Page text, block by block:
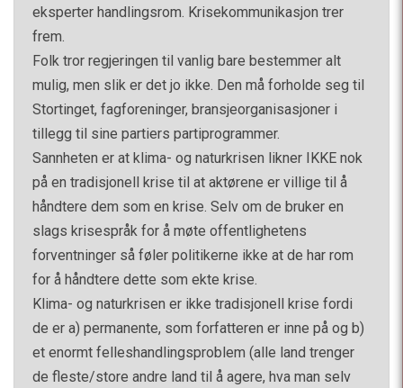
eksperter handlingsrom. Krisekommunikasjon trer
frem.
Folk tror regjeringen til vanlig bare bestemmer alt
mulig, men slik er det jo ikke. Den må forholde seg til
Stortinget, fagforeninger, bransjeorganisasjoner i
tillegg til sine partiers partiprogrammer.
Sannheten er at klima- og naturkrisen likner IKKE nok
på en tradisjonell krise til at aktørene er villige til å
håndtere dem som en krise. Selv om de bruker en
slags krisespråk for å møte offentlighetens
forventninger så føler politikerne ikke at de har rom
for å håndtere dette som ekte krise.
Klima- og naturkrisen er ikke tradisjonell krise fordi
de er a) permanente, som forfatteren er inne på og b)
et enormt felleshandlingsproblem (alle land trenger
de fleste/store andre land til å agere, hva man selv